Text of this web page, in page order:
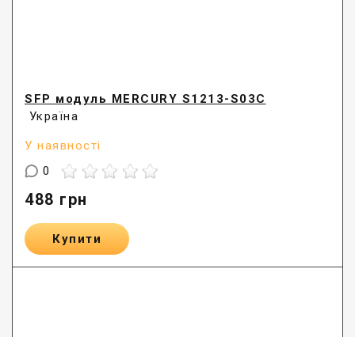
SFP модуль MERCURY S1213-S03C
Україна
У наявності
0
488 грн
Купити